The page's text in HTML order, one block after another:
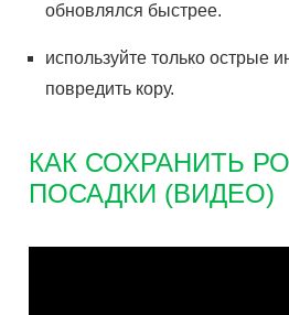
обновлялся быстрее.
используйте только острые
повредить кору.
КАК СОХРАНИТЬ
ПОСАДКИ (ВИДЕО)